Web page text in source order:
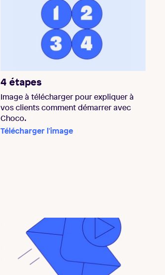
4 étapes
Image à télécharger pour expliquer à
vos clients comment démarrer avec
Choco.
Télécharger l'image